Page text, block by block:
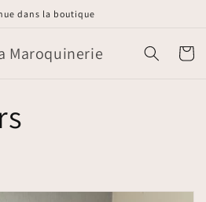
dans la boutique
Maroquinerie Panier